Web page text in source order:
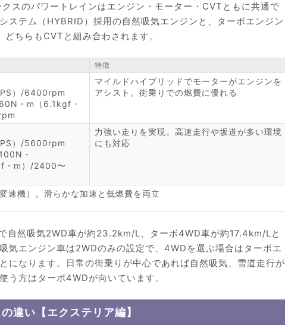
スのパワートレインはエンジン・モーター・CVTともに共通で
ステム（HYBRID）採用の自然吸気エンジンと、ターボエンジン
ちらもCVTと組み合わされます。
特徴
）/6400rpm
・m（6.1kgf・
マイルドハイブリッドでモーターがエンジンを
アシスト。街乗りでの燃費に優れる
）/5600rpm
・
・m）/2400〜
力強い走りを実現。高速走行や坂道が多い環境
にも対応
速機）。滑らかな加速と低燃費を両立
自然吸気2WD車が約23.2km/L、ターボ4WD車が約17.4km/Lと
気エンジン車は2WDのみの設定で、4WDを選ぶ場合はターボエ
になります。日常の街乗りが中心であれば自然吸気、雪道走行が
う方はターボ4WDが向いています。
違い【エクステリア編】